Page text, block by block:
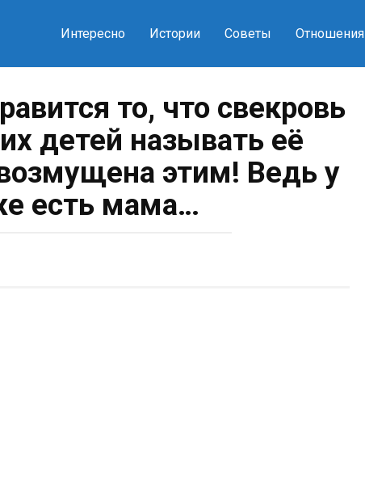
Интересно Истории Советы Отношения
то, что свекровь
детей называть её
этим! Ведь у
есть мама…